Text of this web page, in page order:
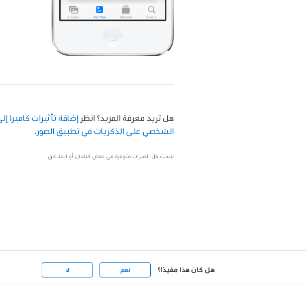
هل تريد معرفة المزيد؟ انظرإضافة تأثيرات كاميرا
الشخصي على الذكريات في تطبيق الصور
ليست كل الميزات متوفرة في بعض البلدان أو المناطق.
هل كان هذا مفيدًا؟ نعم لا